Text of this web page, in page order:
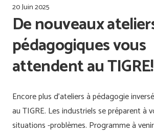
20 Juin 2025
De nouveaux
pédagogiques vous
attendent au TIGRE!
Encore plus d’ateliers à pédagogie
au TIGRE. Les industriels se préparent à
situations -problèmes. Programme à